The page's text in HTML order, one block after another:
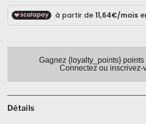
Gagnez {loyalty_points}
Connectez ou inscrivez-
Détails